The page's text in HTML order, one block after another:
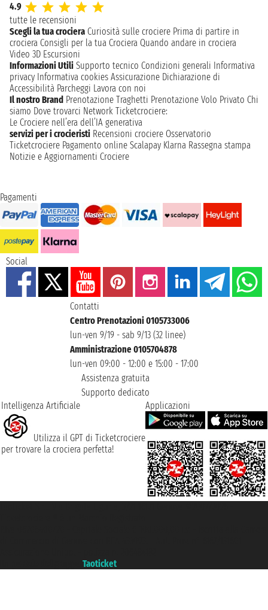
4.9
tutte le recensioni
Scegli la tua crociera Curiosità sulle crociere Prima di partire in
crociera Consigli per la tua Crociera Quando andare in crociera
Video 3D Escursioni
Informazioni Utili Supporto tecnico Condizioni generali Informativa
privacy Informativa cookies Assicurazione Dichiarazione di
Accessibilità Parcheggi Lavora con noi
Il nostro Brand Prenotazione Traghetti Prenotazione Volo Privato Chi
siamo Dove trovarci Network Ticketcrociere:
Le Crociere nell’era dell’IA generativa
servizi per i crocieristi Recensioni crociere Osservatorio
Ticketcrociere Pagamento online Scalapay Klarna Rassegna stampa
Notizie e Aggiornamenti Crociere
Pagamenti
Social
Contatti
Centro Prenotazioni 0105733006
lun-ven 9/19 - sab 9/13 (32 linee)
Amministrazione 0105704878
lun-ven 09:00 - 12:00 e 15:00 - 17:00
Assistenza gratuita
Supporto dedicato
Intelligenza Artificiale
Utilizza il GPT di Ticketcrociere
per trovare la crociera perfetta!
Applicazioni
Taoticket